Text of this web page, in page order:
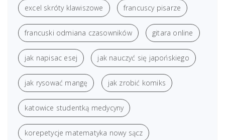
excel skróty klawiszowe francuscy pisarze
francuski odmiana czasowników gitara online
jak napisac esej jak nauczyć się japońskiego
jak rysować mangę jak zrobić komiks
katowice studentką medycyny
korepetycje matematyka nowy sącz